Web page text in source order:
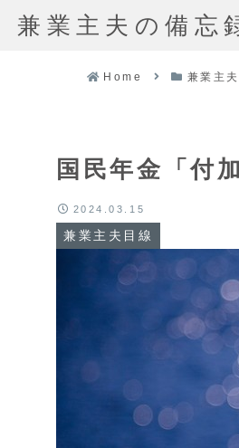
兼業主夫の備忘
Home 兼業主
国民年金「付
兼業主夫目線
2024.03.15